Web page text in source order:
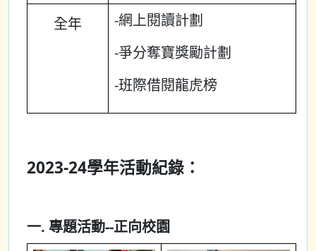
全年
-網上閱讀計劃
-爭分奪寶獎勵計劃
-班際借閱龍虎榜
2023-24學年活動紀錄：
一. 專題活動--正向校園